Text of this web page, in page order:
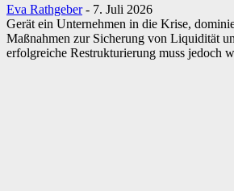
Eva Rathgeber - 7. Juli 2026
Gerät ein Unternehmen in die Krise,
Maßnahmen zur Sicherung von Liquidität
erfolgreiche Restrukturierung muss jedoch